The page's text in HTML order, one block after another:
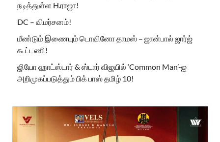
நடித்துள்ள H.ராஜா!
DC – விமர்சனம்!
மீண்டும் இணையும் டொவினோ தாமஸ் – ஜான்பால் ஜார்ஜ்
கூட்டணி!
ஜியோ ஹாட்ஸ்டார் & ஸ்டார் விஜயில் ‘Common Man’-ஐ
அறிமுகப்படுத்தும் பிக் பாஸ் தமிழ் 10!